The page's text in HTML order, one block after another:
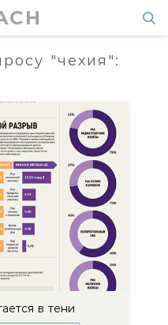
"чехия":
в тени